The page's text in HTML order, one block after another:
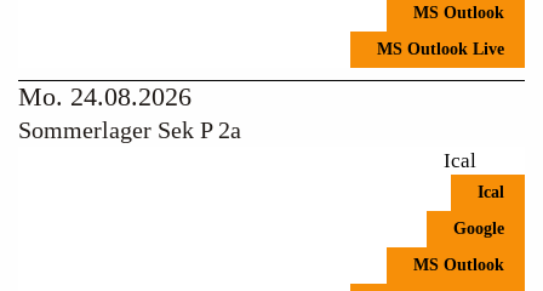
MS Outlook
MS Outlook Live
Mo. 24.08.2026
Sommerlager Sek P 2a
Ical
Ical
Google
MS Outlook